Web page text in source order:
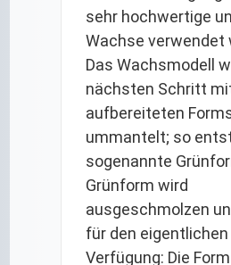
sehr hochwertige
Wachse verwendet
Das Wachsmodell
nächsten Schritt
aufbereiteten
ummantelt; so
sogenannte
Grünform wird
ausgeschmolzen
für den
Verfügung: Die